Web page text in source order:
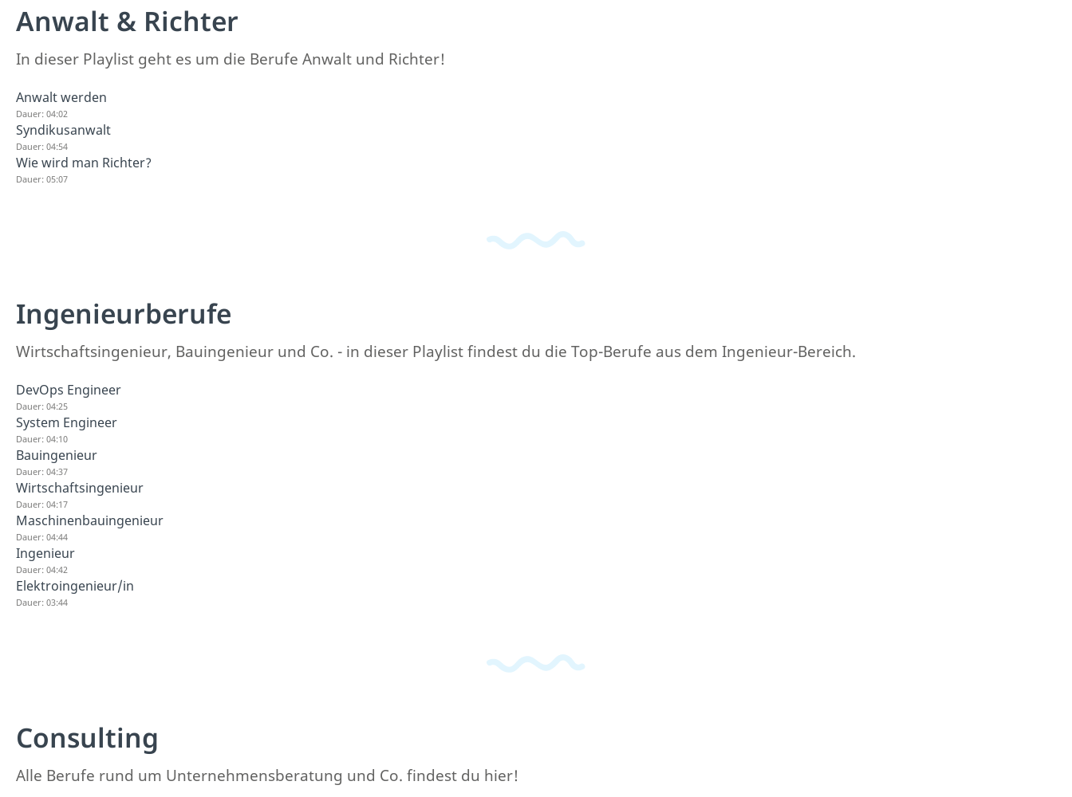
Anwalt & Richter
In dieser Playlist geht es um die Berufe Anwalt und Richter!
Anwalt werden
Dauer: 04:02
Syndikusanwalt
Dauer: 04:54
Wie wird man Richter?
Dauer: 05:07
Ingenieurberufe
Wirtschaftsingenieur, Bauingenieur und Co. - in dieser Playlist findest du die Top-Berufe aus dem Ingenieur-Bereich.
DevOps Engineer
Dauer: 04:25
System Engineer
Dauer: 04:10
Bauingenieur
Dauer: 04:37
Wirtschaftsingenieur
Dauer: 04:17
Maschinenbauingenieur
Dauer: 04:44
Ingenieur
Dauer: 04:42
Elektroingenieur/in
Dauer: 03:44
Consulting
Alle Berufe rund um Unternehmensberatung und Co. findest du hier!